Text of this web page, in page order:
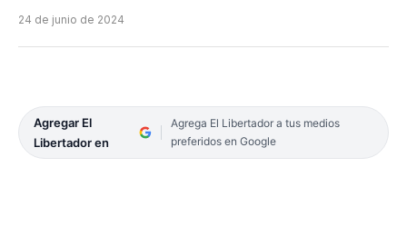
24 de junio de 2024
Agregar El
Libertador en
Agrega El Libertador a tus medios
preferidos en Google